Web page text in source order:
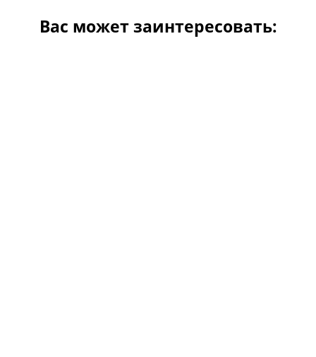
Вас может заинтересовать: